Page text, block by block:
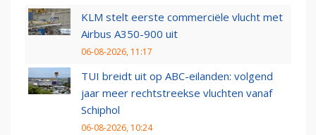
KLM stelt eerste commerciële vlucht met
Airbus A350-900 uit
06-08-2026, 11:17
TUI breidt uit op ABC-eilanden: volgend
jaar meer rechtstreekse vluchten vanaf
Schiphol
06-08-2026, 10:24